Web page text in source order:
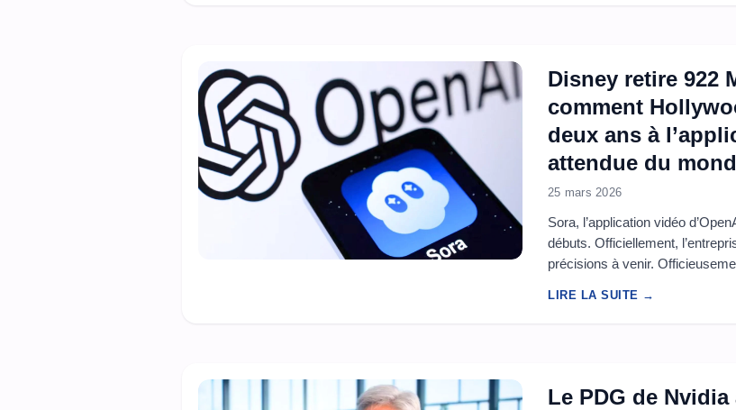
Disney retire 922
comment
deux ans à
attendue du
25 mars 2026
Sora, l’application vidéo
débuts. Officiellement,
précisions à venir.
la méfiance d’Hollywood et
LIRE LA SUITE →
Le PDG de